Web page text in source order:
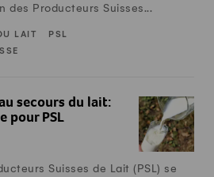
des Producteurs Suisses...
LAIT
PSL
secours du lait:
pour PSL
Suisses de Lait (PSL) se